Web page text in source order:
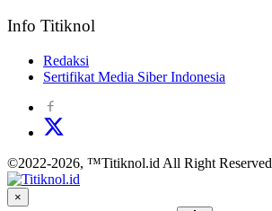
Info Titiknol
Redaksi
Sertifikat Media Siber Indonesia
©2022-2026, ™Titiknol.id All Right Reserved
×